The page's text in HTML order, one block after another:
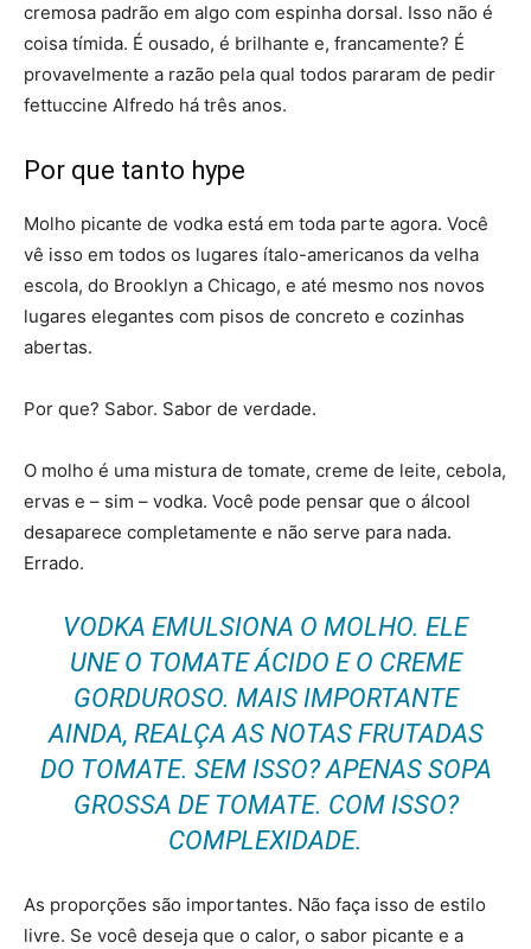
cremosa padrão em algo com espinha dorsal. Isso não é
coisa tímida. É ousado, é brilhante e, francamente? É
provavelmente a razão pela qual todos pararam de pedir
fettuccine Alfredo há três anos.
Por que tanto hype
Molho picante de vodka está em toda parte agora. Você
vê isso em todos os lugares ítalo-americanos da velha
escola, do Brooklyn a Chicago, e até mesmo nos novos
lugares elegantes com pisos de concreto e cozinhas
abertas.
Por que? Sabor. Sabor de verdade.
O molho é uma mistura de tomate, creme de leite, cebola,
ervas e – sim – vodka. Você pode pensar que o álcool
desaparece completamente e não serve para nada.
Errado.
VODKA EMULSIONA O MOLHO. ELE
UNE O TOMATE ÁCIDO E O CREME
GORDUROSO. MAIS IMPORTANTE
AINDA, REALÇA AS NOTAS FRUTADAS
DO TOMATE. SEM ISSO? APENAS SOPA
GROSSA DE TOMATE. COM ISSO?
COMPLEXIDADE.
As proporções são importantes. Não faça isso de estilo
livre. Se você deseja que o calor, o sabor picante e a